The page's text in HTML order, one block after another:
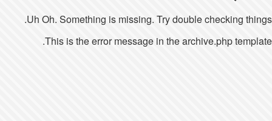
Uh Oh. Something is missing. Try double checking things.
This is the error message in the archive.php template.